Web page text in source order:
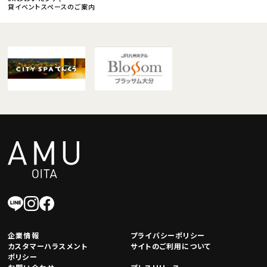
貸イベントスペースのご案内
企業情報
プライバシーポリシー
カスタマーハラスメント
ポリシー
サイトのご利用について